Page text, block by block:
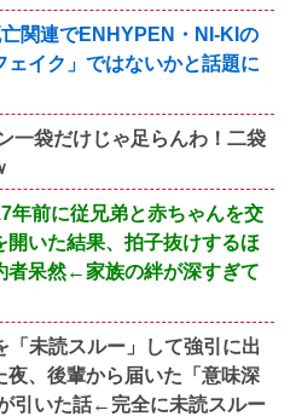
関連でENHYPEN・NI-KIの
ェイク」ではないかと話題に
一袋だけじゃ足らんわ！二袋
年前に従兄弟と赤ちゃんを交
いた結果、拍子抜けするほ
者呆然←家族の絆が深すぎて
「未読スルー」して強引に出
夜、後輩から届いた「意味深
引いた話←完全に未読スルー